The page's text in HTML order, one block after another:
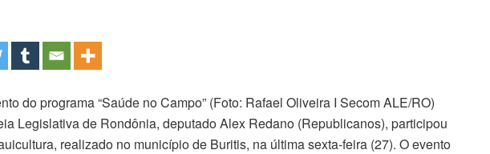
do programa “Saúde no Campo” (Foto: Rafael Oliveira I Secom ALE/RO)
Legislativa de Rondônia, deputado Alex Redano (Republicanos), participou
realizado no município de Buritis, na última sexta-feira (27). O evento